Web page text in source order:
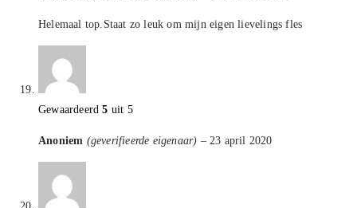
Helemaal top.Staat zo leuk om mijn eigen lievelings fles
Gewaardeerd5 uit 5
Anoniem (geverifieerde eigenaar) – 23 april 2020